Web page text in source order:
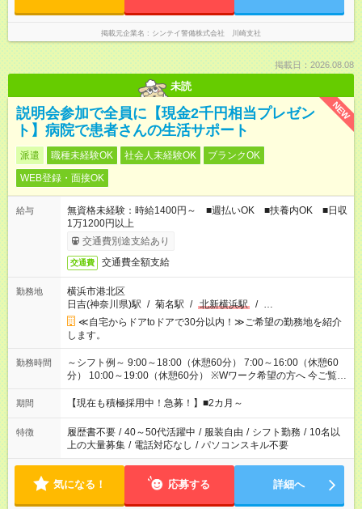
掲載元企業名 シンテイ警備株式会社 川崎支社
掲載日：2026.08.08
未読
NEW
説明会参加で全員に【現金2千円相当プレゼン
ト】病院で患者さんの生活サポート
派遣 職種未経験OK 社会人未経験OK
ブランクOK
WEB登録・面接OK
給与
無資格未経験：時給1400円～ ■週払いOK ■扶養内OK ■日収
1万1200円以上
交通費別途支給あり
交通費 交通費全額支給
勤務地
横浜市港北区
日吉(神奈川県)駅 / 菊名駅 / 北新横浜駅 / …
≪自宅からドアtoドアで30分以内！≫ご希望の勤務地を紹介
します。
勤務時間
～シフト例～ 9:00～18:00（休憩60分） 7:00～16:00（休憩60
分） 10:00～19:00（休憩60分） ※Wワーク希望の方へ 今ご覧の
お仕事で希望する勤務時間と、もう1つのお仕事の勤務時間の合
計が 週40時間を超えなければOKです。
期間 【現在も積極採用中！急募！】■2カ月～
特徴 履歴書不要 / 40～50代活躍中 / 服装自由 / シフト勤務 / 10名以
上の大量募集 / 電話対応なし / パソコンスキル不要
気になる！ 応募する 詳細へ